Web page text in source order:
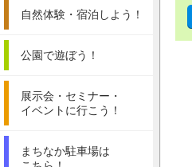
自然体験・ 宿泊しよう！
公園で遊ぼう！
展示会・セミナー・
イベントに行こう！
まちなか駐車場は